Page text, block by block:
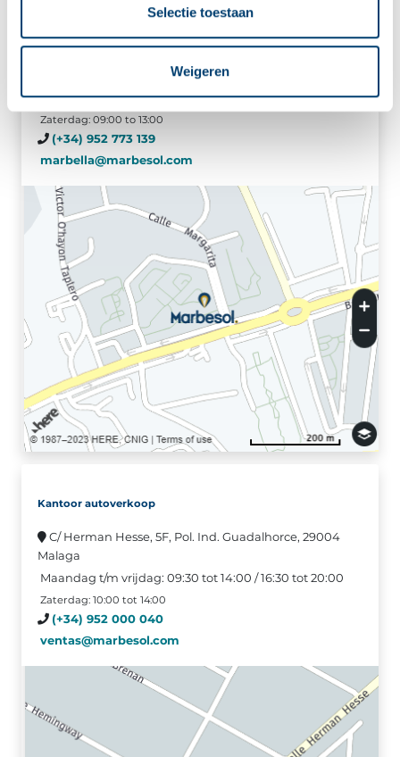
Selectie toestaan
Weigeren
29600 Marbella (Malaga)
Maandag t/m vrijdag: 09:00 to 14:00 / 16:00 to 19:00
Zaterdag: 09:00 to 13:00
(+34) 952 773 139
marbella@marbesol.com
Kantoor autoverkoop
C/ Herman Hesse, 5F, Pol. Ind. Guadalhorce, 29004
Malaga
Maandag t/m vrijdag: 09:30 tot 14:00 / 16:30 tot 20:00
Zaterdag: 10:00 tot 14:00
(+34) 952 000 040
ventas@marbesol.com